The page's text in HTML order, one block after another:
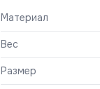
Материал
Вес
Размер